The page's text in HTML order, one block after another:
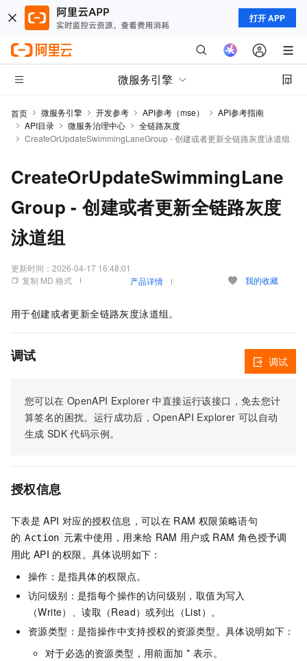
打开 APP
微服务引擎
首页 微服务引擎 开发参考 API参考（mse）
API参考指南
API目录
微服务治理中心
全链路灰度
CreateOrUpdateSwimmingLaneGroup - 创建或者更新全链路灰度泳道组
CreateOrUpdateSwimmingLane
Group - 创建或者更新全链路灰度
泳道组
更新时间： 2026-04-17 16:48:01
复制 MD 格式
产品详情 我的收藏
用于创建或者更新全链路灰度泳道组。
调试
您可以在 OpenAPI Explorer 中直接运行该接口，免去您计
算签名的困扰。运行成功后，OpenAPI Explorer 可以自动
生成 SDK 代码示例。
调试
授权信息
下表是 API 对应的授权信息，可以在 RAM 权限策略语句
的 Action 元素中使用，用来给 RAM 用户或 RAM 角色授予调
用此 API 的权限。具体说明如下：
操作：是指具体的权限点。
访问级别：是指每个操作的访问级别，取值为写入
（Write）、读取（Read）或列出（List）。
资源类型：是指操作中支持授权的资源类型。具体说明如下：
对于必选的资源类型，用前面加 * 表示。